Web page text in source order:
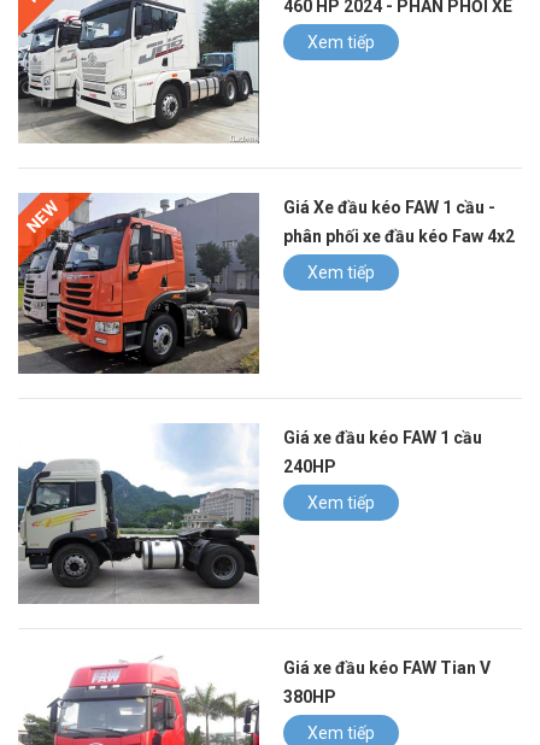
460 HP 2024 - PHÂN PHỐI XE
ĐẦU KÉO FAW JH6
0982.413.688
Xem tiếp
NEW
Giá Xe đầu kéo FAW 1 cầu -
phân phối xe đầu kéo Faw 4x2
260hp 2024 tại Việt Nam
Xem tiếp
Giá xe đầu kéo FAW 1 cầu
240HP
Xem tiếp
Giá xe đầu kéo FAW Tian V
380HP
Xem tiếp